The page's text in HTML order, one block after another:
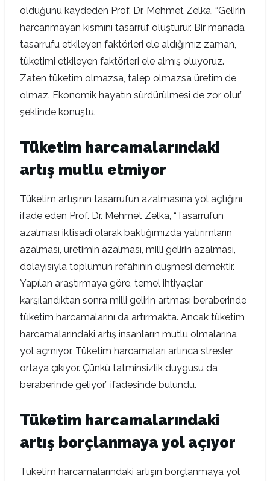
olduğunu kaydeden Prof. Dr. Mehmet Zelka, “Gelirin
harcanmayan kısmını tasarruf oluşturur. Bir manada
tasarrufu etkileyen faktörleri ele aldığımız zaman,
tüketimi etkileyen faktörleri ele almış oluyoruz.
Zaten tüketim olmazsa, talep olmazsa üretim de
olmaz. Ekonomik hayatın sürdürülmesi de zor olur.”
şeklinde konuştu.
Tüketim harcamalarındaki
artış mutlu etmiyor
Tüketim artışının tasarrufun azalmasına yol açtığını
ifade eden Prof. Dr. Mehmet Zelka, “Tasarrufun
azalması iktisadi olarak baktığımızda yatırımların
azalması, üretimin azalması, milli gelirin azalması,
dolayısıyla toplumun refahının düşmesi demektir.
Yapılan araştırmaya göre, temel ihtiyaçlar
karşılandıktan sonra milli gelirin artması beraberinde
tüketim harcamalarını da artırmakta. Ancak tüketim
harcamalarındaki artış insanların mutlu olmalarına
yol açmıyor. Tüketim harcamaları artınca stresler
ortaya çıkıyor. Çünkü tatminsizlik duygusu da
beraberinde geliyor.” ifadesinde bulundu.
Tüketim harcamalarındaki
artış borçlanmaya yol açıyor
Tüketim harcamalarındaki artışın borçlanmaya yol